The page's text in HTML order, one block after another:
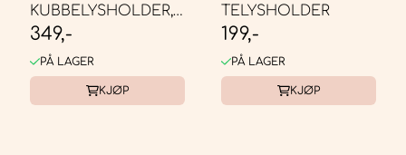
KUBBELYSHOLDER,
LARGE, MINT
349,-
PÅ LAGER
KJØP
TELYSHOLDER
199,-
PÅ LAGER
KJØP